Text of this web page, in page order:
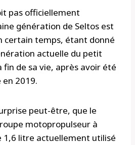
pas officiellement
génération de Seltos est
certain temps, étant donné
actuelle du petit
fin de sa vie, après avoir été
2019.
peut-être, que le
motopropulseur à
1,6 litre actuellement utilisé